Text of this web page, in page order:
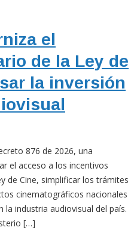
el
de la Ley de
la inversión
876 de 2026, una
el acceso a los incentivos
de Cine, simplificar los trámites
cinematográficos nacionales
industria audiovisual del país.
[…]